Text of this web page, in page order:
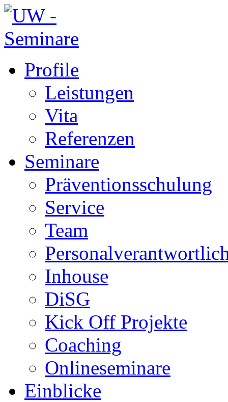
Profile
Leistungen
Vita
Referenzen
Seminare
Präventionsschulung
Service
Team
Inhouse
DiSG
Kick Off Projekte
Coaching
Onlineseminare
Einblicke